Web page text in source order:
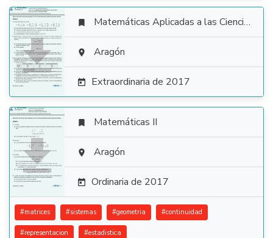

 Matemáticas Aplicadas a las Ciencias Sociales
 Aragón
 Extraordinaria de 2017

 Matemáticas II
 Aragón
 Ordinaria de 2017
#matrices #sistemas #geometria #continuidad
#representacion #estadistica